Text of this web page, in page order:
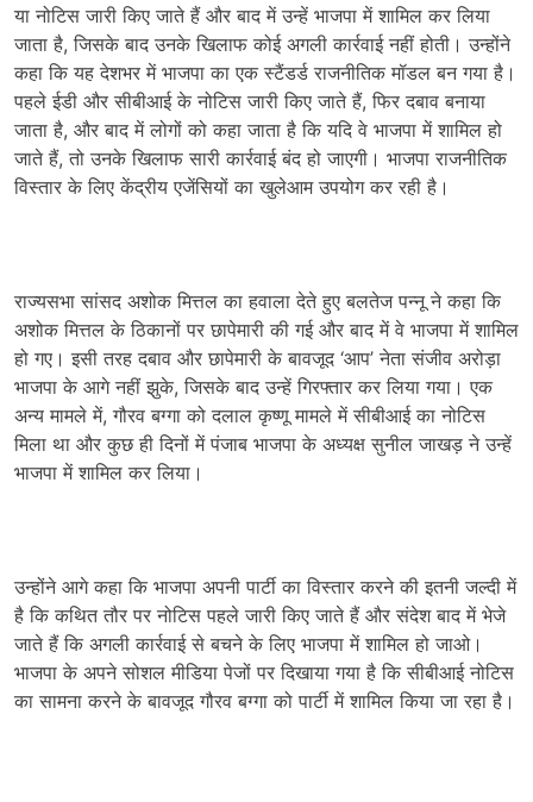
या नोटिस जारी किए जाते हैं और बाद में उन्हें भाजपा में शामिल कर लिया
जाता है, जिसके बाद उनके खिलाफ कोई अगली कार्रवाई नहीं होती। उन्होंने
कहा कि यह देशभर में भाजपा का एक स्टैंडर्ड राजनीतिक मॉडल बन गया है।
पहले ईडी और सीबीआई के नोटिस जारी किए जाते हैं, फिर दबाव बनाया
जाता है, और बाद में लोगों को कहा जाता है कि यदि वे भाजपा में शामिल हो
जाते हैं, तो उनके खिलाफ सारी कार्रवाई बंद हो जाएगी। भाजपा राजनीतिक
विस्तार के लिए केंद्रीय एजेंसियों का खुलेआम उपयोग कर रही है।
राज्यसभा सांसद अशोक मित्तल का हवाला देते हुए बलतेज पन्नू ने कहा कि
अशोक मित्तल के ठिकानों पर छापेमारी की गई और बाद में वे भाजपा में शामिल
हो गए। इसी तरह दबाव और छापेमारी के बावजूद ‘आप’ नेता संजीव अरोड़ा
भाजपा के आगे नहीं झुके, जिसके बाद उन्हें गिरफ्तार कर लिया गया। एक
अन्य मामले में, गौरव बग्गा को दलाल कृष्णू मामले में सीबीआई का नोटिस
मिला था और कुछ ही दिनों में पंजाब भाजपा के अध्यक्ष सुनील जाखड़ ने उन्हें
भाजपा में शामिल कर लिया।
उन्होंने आगे कहा कि भाजपा अपनी पार्टी का विस्तार करने की इतनी जल्दी में
है कि कथित तौर पर नोटिस पहले जारी किए जाते हैं और संदेश बाद में भेजे
जाते हैं कि अगली कार्रवाई से बचने के लिए भाजपा में शामिल हो जाओ।
भाजपा के अपने सोशल मीडिया पेजों पर दिखाया गया है कि सीबीआई नोटिस
का सामना करने के बावजूद गौरव बग्गा को पार्टी में शामिल किया जा रहा है।